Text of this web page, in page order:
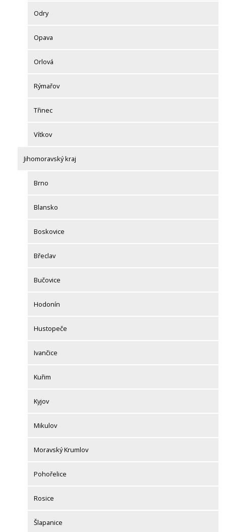
Odry
Opava
Orlová
Rýmařov
Třinec
Vítkov
Jihomoravský kraj
Brno
Blansko
Boskovice
Břeclav
Bučovice
Hodonín
Hustopeče
Ivančice
Kuřim
Kyjov
Mikulov
Moravský Krumlov
Pohořelice
Rosice
Šlapanice